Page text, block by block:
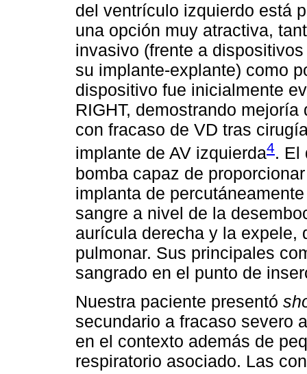
del ventrículo izquierdo está
una opción muy atractiva,
invasivo (frente a
su implante-explante) como
dispositivo fue inicialmente
RIGHT, demostrando
con fracaso de VD tras
implante de AV izquierda4. El
bomba capaz de
implanta de
sangre a nivel de la
aurícula derecha y la expele,
pulmonar. Sus principales
sangrado en el punto de
Nuestra paciente presentó
secundario a fracaso severo
en el contexto además de
respiratorio asociado. Las